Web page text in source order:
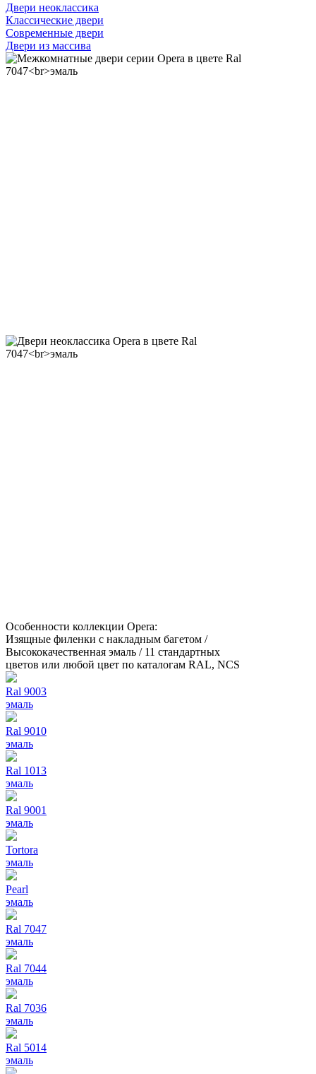
Двери неоклассика
Классические двери
Современные двери
Двери из массива
Особенности коллекции Opera:
Изящные филенки с накладным багетом /
Высококачественная эмаль / 11 стандартных
цветов или любой цвет по каталогам RAL, NCS
Ral 9003
эмаль
Ral 9010
эмаль
Ral 1013
эмаль
Ral 9001
эмаль
Tortora
эмаль
Pearl
эмаль
Ral 7047
эмаль
Ral 7044
эмаль
Ral 7036
эмаль
Ral 5014
эмаль